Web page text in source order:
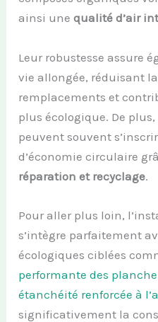
ainsi unequalité d’air
Leur robustesse assure
vie allongée, réduisant
remplacements et
plus écologique. De
peuvent souvent
d’économie circulaire
réparation et recyclage.
Pour aller plus loin,
s’intègre parfaitement
écologiques ciblées
performante des
étanchéité renforcée à
significativement la